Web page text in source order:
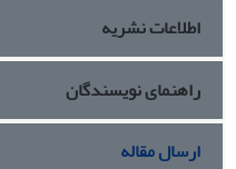
اطلاعات نشریه
راهنمای نویسندگان
ارسال مقاله